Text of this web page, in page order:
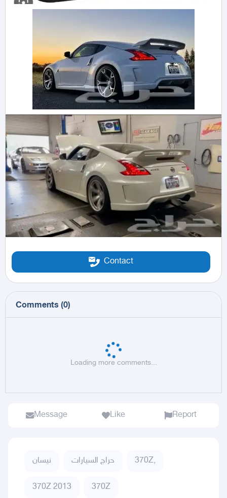
Contact
Comments (0)
Loading more comments...
Message Like Report
نيسان حراج السيارات 370Z,
370Z 2013 370Z